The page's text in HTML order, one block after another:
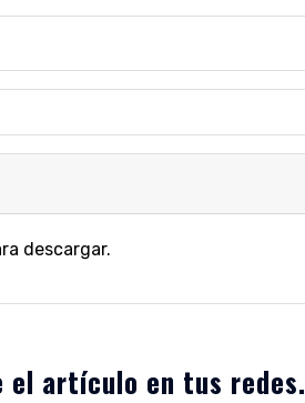
descargar.
el artículo en tus redes.